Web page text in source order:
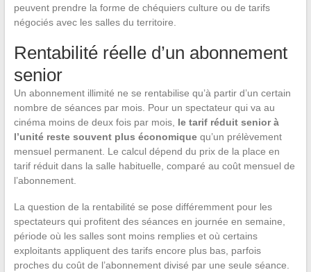
peuvent prendre la forme de chéquiers culture ou de tarifs
négociés avec les salles du territoire.
Rentabilité réelle d’un abonnement
senior
Un abonnement illimité ne se rentabilise qu’à partir d’un certain
nombre de séances par mois. Pour un spectateur qui va au
cinéma moins de deux fois par mois, le tarif réduit senior à
l’unité reste souvent plus économiquequ’un prélèvement
mensuel permanent. Le calcul dépend du prix de la place en
tarif réduit dans la salle habituelle, comparé au coût mensuel de
l’abonnement.
La question de la rentabilité se pose différemment pour les
spectateurs qui profitent des séances en journée en semaine,
période où les salles sont moins remplies et où certains
exploitants appliquent des tarifs encore plus bas, parfois
proches du coût de l’abonnement divisé par une seule séance.